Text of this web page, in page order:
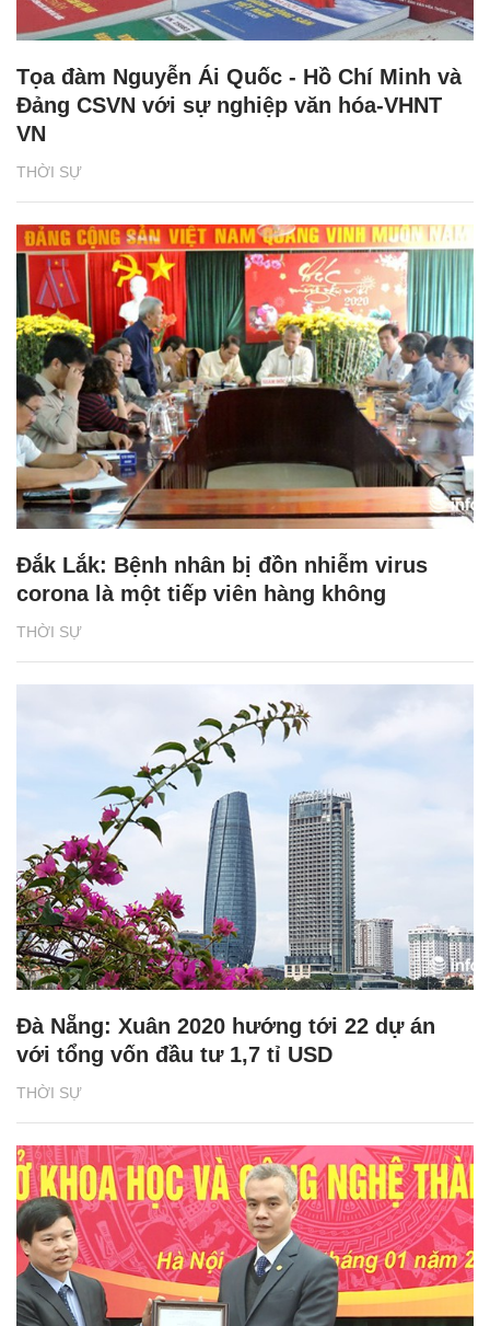
THỜI SỰ
Tọa đàm Nguyễn Ái Quốc - Hồ Chí Minh và
Đảng CSVN với sự nghiệp văn hóa-VHNT
VN
THỜI SỰ
Đắk Lắk: Bệnh nhân bị đồn nhiễm virus
corona là một tiếp viên hàng không
THỜI SỰ
Đà Nẵng: Xuân 2020 hướng tới 22 dự án
với tổng vốn đầu tư 1,7 tỉ USD